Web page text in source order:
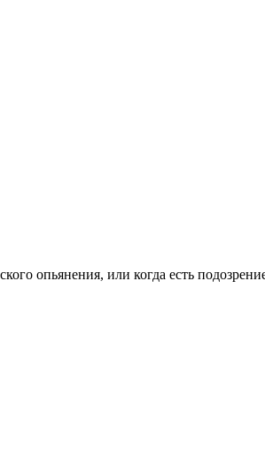
опьянения, или когда есть